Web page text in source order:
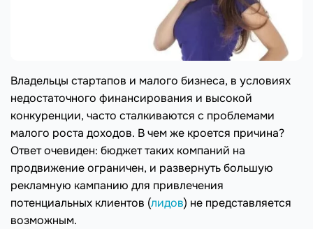
Владельцы стартапов и малого бизнеса, в условиях
недостаточного финансирования и высокой
конкуренции, часто сталкиваются с проблемами
малого роста доходов. В чем же кроется причина?
Ответ очевиден: бюджет таких компаний на
продвижение ограничен, и развернуть большую
рекламную кампанию для привлечения
потенциальных клиентов (лидов) не представляется
возможным.